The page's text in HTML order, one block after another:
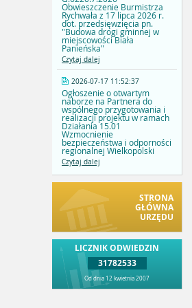
Obwieszczenie Burmistrza
Rychwała z 17 lipca 2026 r.
dot. przedsięwzięcia pn.
"Budowa drogi gminnej w
miejscowości Biała
Panieńska"
Czytaj dalej
2026-07-17 11:52:37
Ogłoszenie o otwartym
naborze na Partnera do
wspólnego przygotowania i
realizacji projektu w ramach
Działania 15.01
Wzmocnienie
bezpieczeństwa i odporności
regionalnej Wielkopolski
Czytaj dalej
STRONA
GŁÓWNA
URZĘDU
LICZNIK ODWIEDZIN
31782533
Od dnia 12 kwietnia 2007